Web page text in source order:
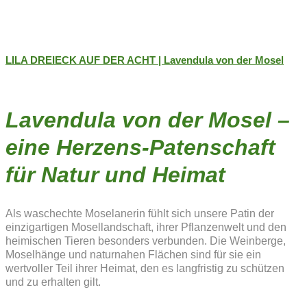
LILA DREIECK AUF DER ACHT | Lavendula von der Mosel
Lavendula von der Mosel –
eine Herzens-Patenschaft
für Natur und Heimat
Als waschechte Moselanerin fühlt sich unsere Patin der
einzigartigen Mosellandschaft, ihrer Pflanzenwelt und den
heimischen Tieren besonders verbunden. Die Weinberge,
Moselhänge und naturnahen Flächen sind für sie ein
wertvoller Teil ihrer Heimat, den es langfristig zu schützen
und zu erhalten gilt.